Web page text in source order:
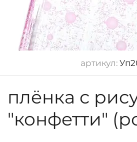
артикул:
плёнка с
"конфетти"